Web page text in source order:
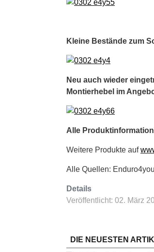
Kleine Bestände zum
Neu auch wieder
Montierhebel im
Alle
Weitere Produkte auf
Alle Quellen:
Details
Veröffentlicht: 02. März
DIE NEUESTEN